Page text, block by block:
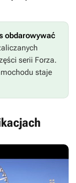
obdarowywać
serii Forza.
staje